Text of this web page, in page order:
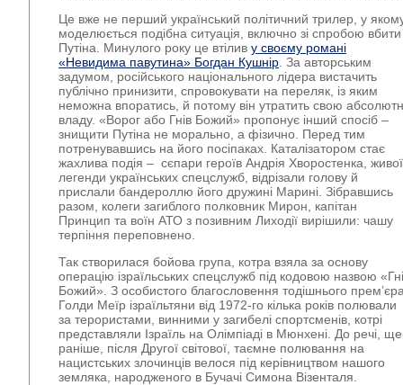
Це вже не перший український політичний трилер, у
моделюється подібна ситуація, включно зі спробою вбити
Путіна. Минулого року це втілив у своєму романі
«Невидима павутина» Богдан Кушнір . За авторським
задумом, російського національного лідера вистачить
публічно принизити, спровокувати на переляк, із яким
неможна впоратись, й потому він утратить свою
владу. «Ворог або Гнів Божий» пропонує інший спосіб –
знищити Путіна не морально, а фізично. Перед тим
потренувавшись на його посіпаках. Каталізатором стає
жахлива подія – сєпари героїв Андрія Хворостенка, живої
легенди українських спецслужб, відрізали голову й
прислали бандероллю його дружині Марині. Зібравшись
разом, колеги загиблого полковник Мирон, капітан
Принцип та воїн АТО з позивним Лиходії вирішили: чашу
терпіння переповнено.
Так створилася бойова група, котра взяла за основу
операцію ізраїльських спецслужб під кодовою назвою
Божий». З особистого благословення тодішнього
Голди Меїр ізраїльтяни від 1972-го кілька років полювали
за терористами, винними у загибелі спортсменів, котрі
представляли Ізраїль на Олімпіаді в Мюнхені. До речі, ще
раніше, після Другої світової, таємне полювання на
нацистських злочинців велося під керівництвом нашого
земляка, народженого в Бучачі Симона Візенталя.